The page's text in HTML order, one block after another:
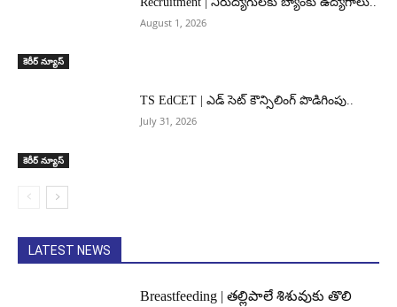
కెరీర్ న్యూస్
August 1, 2026
కెరీర్ న్యూస్
TS EdCET | ఎడ్ సెట్ కౌన్సిలింగ్ పొడిగింపు..
July 31, 2026
LATEST NEWS
Breastfeeding | తల్లిపాలే శిశువుకు తొలి